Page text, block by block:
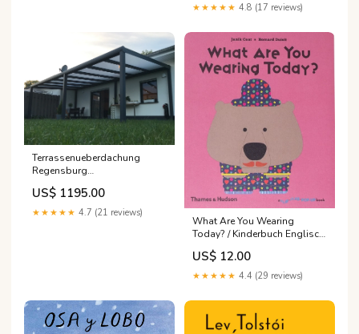
★★★★★ 4.8 (17 reviews)
Terrassenueberdachung
Regensburg
Terrassenüberdachung Alu
1050 cm x 450 cm
Polycarbonat
US$ 1195.00
★★★★★ 4.7 (21 reviews)
What Are You Wearing
Today? / Kinderbuch Englisch
/ Janik Coat / Bernard Duisit
Polnisch
US$ 12.00
★★★★★ 4.4 (29 reviews)